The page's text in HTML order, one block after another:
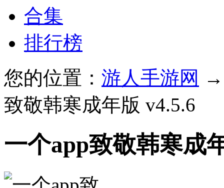
合集
排行榜
您的位置： 游人手游网
致敬韩寒成年版 v4.5.6
一个app致敬韩寒成